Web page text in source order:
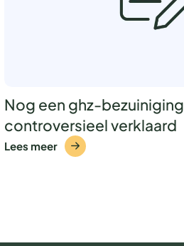
Nog een ghz-bezuiniging
controversieel verklaard
Lees meer